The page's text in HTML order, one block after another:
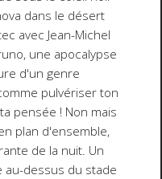
dans le désert
avec Jean-Michel
une apocalypse
d'un genre
pulvériser ton
pensée ! Non mais
plan d'ensemble,
de la nuit. Un
au-dessus du stade